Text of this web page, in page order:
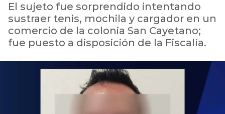
El sujeto fue sorprendido intentando
sustraer tenis, mochila y cargador en un
comercio de la colonia San Cayetano;
fue puesto a disposición de la Fiscalía.